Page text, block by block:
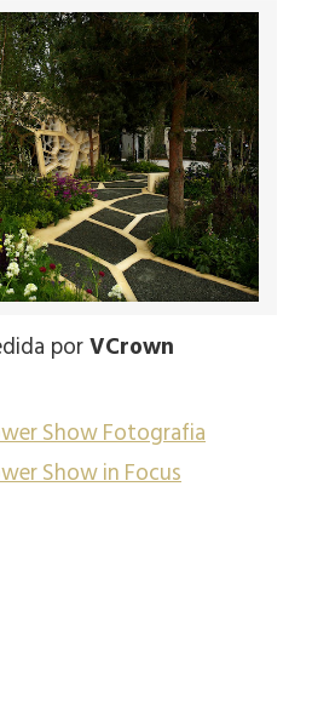
porVCrown
Show Fotografia
Show in Focus